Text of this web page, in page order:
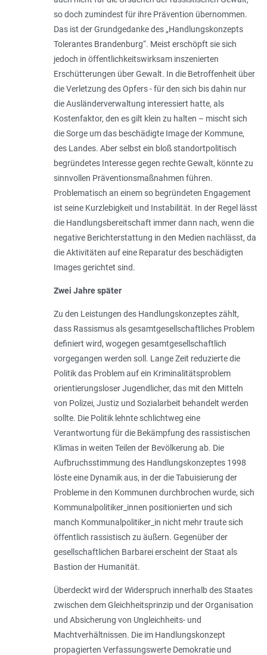
so doch zumindest für ihre Prävention übernommen.
Das ist der Grundgedanke des „Handlungskonzepts
Tolerantes Brandenburg“. Meist erschöpft sie sich
jedoch in öffentlichkeitswirksam inszenierten
Erschütterungen über Gewalt. In die Betroffenheit über
die Verletzung des Opfers - für den sich bis dahin nur
die Ausländerverwaltung interessiert hatte, als
Kostenfaktor, den es gilt klein zu halten – mischt sich
die Sorge um das beschädigte Image der Kommune,
des Landes. Aber selbst ein bloß standortpolitisch
begründetes Interesse gegen rechte Gewalt, könnte zu
sinnvollen Präventionsmaßnahmen führen.
Problematisch an einem so begründeten Engagement
ist seine Kurzlebigkeit und Instabilität. In der Regel lässt
die Handlungsbereitschaft immer dann nach, wenn die
negative Berichterstattung in den Medien nachlässt, da
die Aktivitäten auf eine Reparatur des beschädigten
Images gerichtet sind.
Zwei Jahre später
Zu den Leistungen des Handlungskonzep­tes zählt,
dass Rassismus als gesamtgesellschaftliches Problem
definiert wird, wogegen gesamtgesellschaftlich
vorgegangen werden soll. Lange Zeit reduzierte die
Politik das Problem auf ein Kriminalitätsproblem
orientierungsloser Jugendlicher, das mit den Mitteln
von Polizei, Justiz und Sozialarbeit behandelt werden
sollte. Die Politik lehnte schlichtweg eine
Verantwortung für die Bekämpfung des rassistischen
Klimas in weiten Teilen der Bevölkerung ab. Die
Aufbruchsstimmung des Handlungskonzeptes 1998
löste eine Dynamik aus, in der die Tabuisierung der
Probleme in den Kommunen durchbrochen wurde, sich
Kommunalpolitiker_innen positionierten und sich
manch Kommunalpolitiker_in nicht mehr traute sich
öffentlich rassistisch zu äußern. Gegenüber der
gesellschaftlichen Barbarei erscheint der Staat als
Bastion der Humanität.
Überdeckt wird der Widerspruch innerhalb des Staates
zwischen dem Gleichheitsprinzip und der Organisation
und Absicherung von Ungleichheits- und
Machtverhältnissen. Die im Handlungskonzept
propagierten Verfassungswerte Demokratie und